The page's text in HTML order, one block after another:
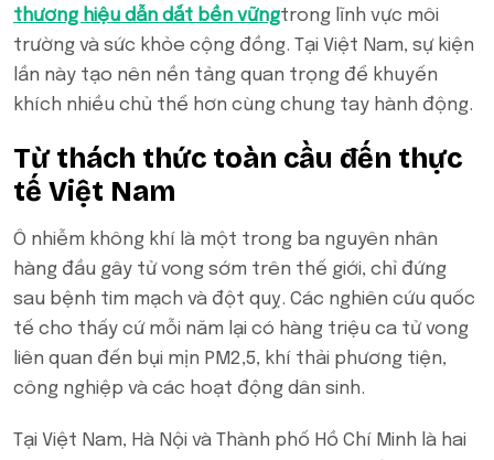
thương hiệu dẫn dắt bền vữngtrong lĩnh vực môi
trường và sức khỏe cộng đồng. Tại Việt Nam, sự kiện
lần này tạo nên nền tảng quan trọng để khuyến
khích nhiều chủ thể hơn cùng chung tay hành động.
Từ thách thức toàn cầu đến thực
tế Việt Nam
Ô nhiễm không khí là một trong ba nguyên nhân
hàng đầu gây tử vong sớm trên thế giới, chỉ đứng
sau bệnh tim mạch và đột quỵ. Các nghiên cứu quốc
tế cho thấy cứ mỗi năm lại có hàng triệu ca tử vong
liên quan đến bụi mịn PM2,5, khí thải phương tiện,
công nghiệp và các hoạt động dân sinh.
Tại Việt Nam, Hà Nội và Thành phố Hồ Chí Minh là hai